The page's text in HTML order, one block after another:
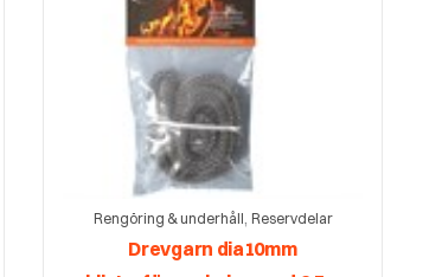
Rengöring & underhåll, Reservdelar
Drevgarn dia10mm